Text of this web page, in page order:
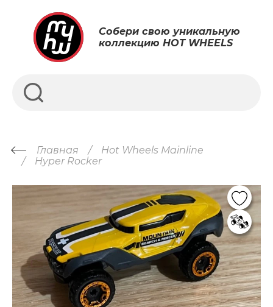
Собери свою уникальную
коллекцию HOT WHEELS
Главная
Hot Wheels Mainline
Hyper Rocker